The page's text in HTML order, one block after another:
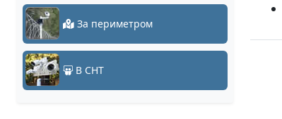
За периметром
В СНТ